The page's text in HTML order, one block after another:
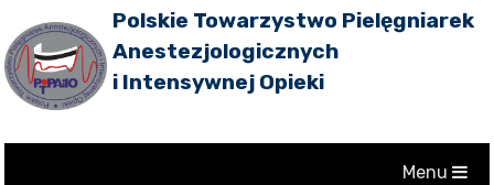
Polskie Towarzystwo Pielęgniarek
Anestezjologicznych
i Intensywnej Opieki
Menu